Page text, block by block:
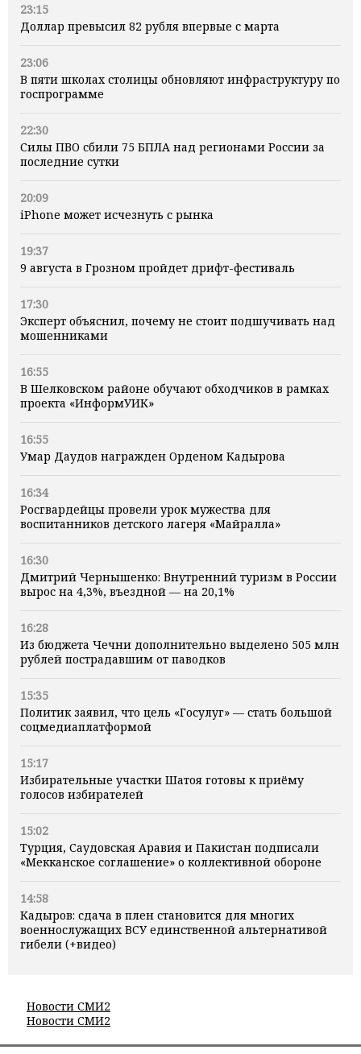
23:15
Доллар превысил 82 рубля впервые с марта
23:06
В пяти школах столицы обновляют инфраструктуру по
госпрограмме
22:30
Силы ПВО сбили 75 БПЛА над регионами России за
последние сутки
20:09
iPhone может исчезнуть с рынка
19:37
9 августа в Грозном пройдет дрифт-фестиваль
17:30
Эксперт объяснил, почему не стоит подшучивать над
мошенниками
16:55
В Шелковском районе обучают обходчиков в рамках
проекта «ИнформУИК»
16:55
Умар Даудов награжден Орденом Кадырова
16:34
Росгвардейцы провели урок мужества для
воспитанников детского лагеря «Майралла»
16:30
Дмитрий Чернышенко: Внутренний туризм в России
вырос на 4,3%, въездной — на 20,1%
16:28
Из бюджета Чечни дополнительно выделено 505 млн
рублей пострадавшим от паводков
15:35
Политик заявил, что цель «Госулуг» — стать большой
соцмедиаплатформой
15:17
Избирательные участки Шатоя готовы к приёму
голосов избирателей
15:02
Турция, Саудовская Аравия и Пакистан подписали
«Мекканское соглашение» о коллективной обороне
14:58
Кадыров: сдача в плен становится для многих
военнослужащих ВСУ единственной альтернативой
гибели (+видео)
Новости СМИ2
Новости СМИ2